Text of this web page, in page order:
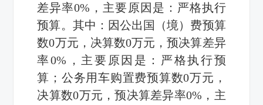
差异率0% ，主要原因是：严格执行
预算。 其中：因公出国（境）费预算
数0万元，决算数0万元，预决算差异
率0% ，主要原因是：严格执行预
算； 公务用车购置费预算数0万元，
决算数0万元，预决算差异率0% ，主